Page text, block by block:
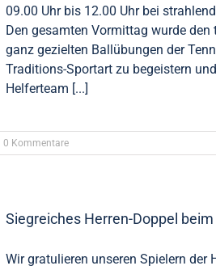
09.00 Uhr bis 12.00 Uhr bei
Den gesamten Vormittag wurde
ganz gezielten Ballübungen der
Traditions-Sportart zu begeistern
Helferteam [...]
0 Kommentare
Siegreiches Herren-Doppel
Wir gratulieren unseren Spielern der